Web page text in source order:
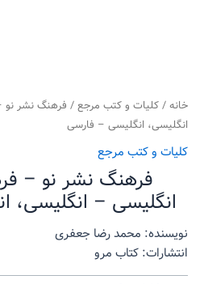
خانه/کلیات و کتب مرجع/ فرهنگ نشر نو
انگلیسی، انگلیسی – فارسی
کلیات و کتب مرجع
فرهنگ نشر نو –
انگلیسی – انگلیسی،
نویسنده: محمد رضا جعفری
انتشارات: کتاب مرو